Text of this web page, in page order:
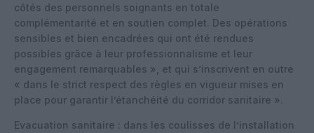
côtés des personnels soignants en totale
complémentarité et en soutien complet. Des opérations
sensibles et bien encadrées qui ont été rendues
possibles grâce à leur professionnalisme et leur
engagement remarquables », et qui s’inscrivent en outre
« dans le strict respect des règles en vigueur mises en
place pour garantir l’étanchéité du corridor sanitaire ».
Evacuation sanitaire : dans les coulisses de l’installation